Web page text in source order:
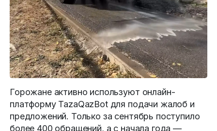
Горожане активно используют онлайн-
платформу TazaQazBot для подачи жалоб и
предложений. Только за сентябрь поступило
более 400 обращений, а с начала года —